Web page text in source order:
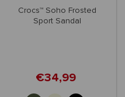
Crocs™ Soho Frosted
Sport Sandal
€34,99